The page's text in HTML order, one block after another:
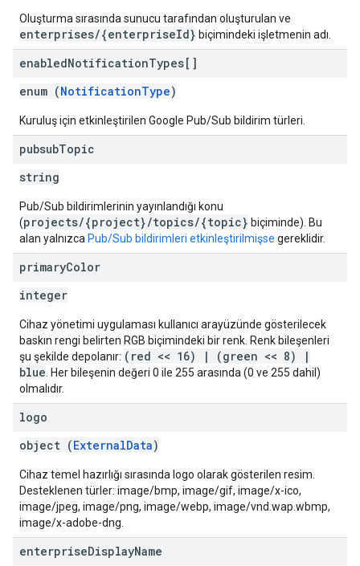
Oluşturma sırasında sunucu tarafından oluşturulan ve
enterprises/{enterpriseId} biçimindeki işletmenin adı.
enabledNotificationTypes[]
enum (NotificationType)
Kuruluş için etkinleştirilen Google Pub/Sub bildirim türleri.
pubsubTopic
string
Pub/Sub bildirimlerinin yayınlandığı konu
(projects/{project}/topics/{topic} biçiminde). Bu
alan yalnızca Pub/Sub bildirimleri etkinleştirilmişse gereklidir.
primaryColor
integer
Cihaz yönetimi uygulaması kullanıcı arayüzünde gösterilecek
baskın rengi belirten RGB biçimindeki bir renk. Renk bileşenleri
şu şekilde depolanır: (red << 16) | (green << 8) |
blue . Her bileşenin değeri 0 ile 255 arasında (0 ve 255 dahil)
olmalıdır.
logo
object (ExternalData)
Cihaz temel hazırlığı sırasında logo olarak gösterilen resim.
Desteklenen türler: image/bmp, image/gif, image/x-ico,
image/jpeg, image/png, image/webp, image/vnd.wap.wbmp,
image/x-adobe-dng.
enterpriseDisplayName